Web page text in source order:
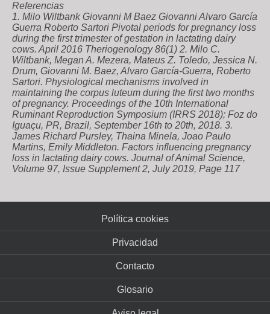
Referencias
1. Milo Wiltbank Giovanni M Baez Giovanni Alvaro García
Guerra Roberto Sartori Pivotal periods for pregnancy loss
during the first trimester of gestation in lactating dairy
cows. April 2016 Theriogenology 86(1) 2. Milo C.
Wiltbank, Megan A. Mezera, Mateus Z. Toledo, Jessica N.
Drum, Giovanni M. Baez, Alvaro García-Guerra, Roberto
Sartori. Physiological mechanisms involved in
maintaining the corpus luteum during the first two months
of pregnancy. Proceedings of the 10th International
Ruminant Reproduction Symposium (IRRS 2018); Foz do
Iguaçu, PR, Brazil, September 16th to 20th, 2018. 3.
James Richard Pursley, Thaina Minela, Joao Paulo
Martins, Emily Middleton. Factors influencing pregnancy
loss in lactating dairy cows. Journal of Animal Science,
Volume 97, Issue Supplement 2, July 2019, Page 117
Política cookies
Privacidad
Contacto
Glosario